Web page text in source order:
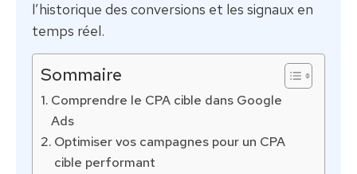
l’historique des conversions et les signaux en
temps réel.
Sommaire
Comprendre le CPA cible dans Google
Ads
Optimiser vos campagnes pour un CPA
cible performant